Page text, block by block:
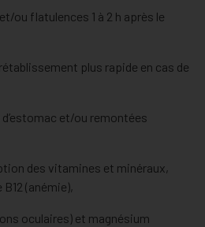
ou flatulences 1 à 2 h après le
plus rapide en cas de
et/ou remontées
des vitamines et minéraux,
(anémie),
oculaires) et magnésium